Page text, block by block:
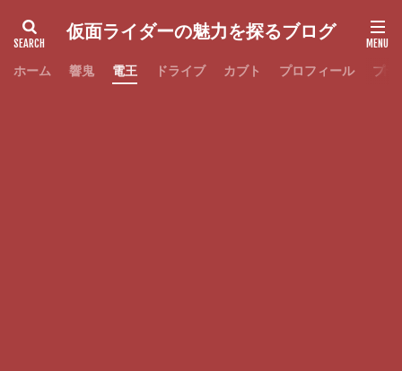
仮面ライダーの魅力を探るブログ
ホーム 響鬼 電王 ドライブ カブト プロフィール プラ